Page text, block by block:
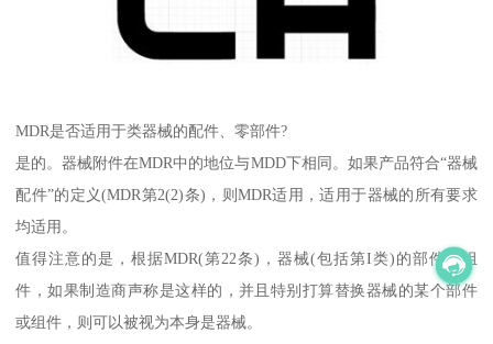
MDR是否适用于类器械的配件、零部件?
是的。器械附件在MDR中的地位与MDD下相同。如果产品符合“器械
配件”的定义(MDR第2(2)条)，则MDR适用，适用于器械的所有要求
均适用。
值得注意的是，根据MDR(第22条)，器械(包括第I类)的部件和组
件，如果制造商声称是这样的，并且特别打算替换器械的某个部件
或组件，则可以被视为本身是器械。